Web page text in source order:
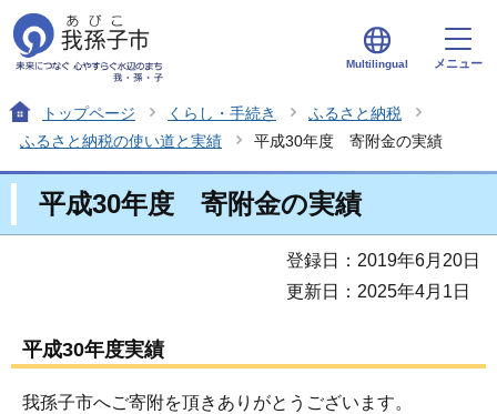
Multilingual メニュー
トップページ くらし・手続き
ふるさと納税
ふるさと納税の使い道と実績
平成30年度 寄附金の実績
平成30年度 寄附金の実績
登録日：2019年6月20日
更新日：2025年4月1日
平成30年度実績
我孫子市へご寄附を頂きありがとうございます。